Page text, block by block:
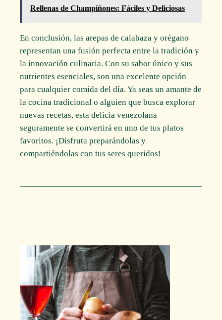
Rellenas de Champiñones: Fáciles y Deliciosas
En conclusión, las arepas de calabaza y orégano
representan una fusión perfecta entre la tradición y
la innovación culinaria. Con su sabor único y sus
nutrientes esenciales, son una excelente opción
para cualquier comida del día. Ya seas un amante de
la cocina tradicional o alguien que busca explorar
nuevas recetas, esta delicia venezolana
seguramente se convertirá en uno de tus platos
favoritos. ¡Disfruta preparándolas y
compartiéndolas con tus seres queridos!